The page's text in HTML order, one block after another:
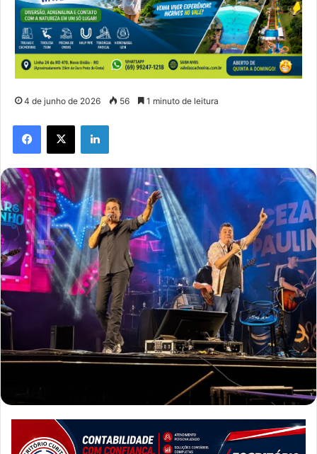
4 de junho de 2026 56 1 minuto de leitura
Facebook
X Linkedin